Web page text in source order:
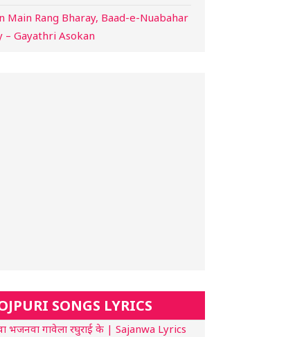
Main Rang Bharay, Baad-e-Nuabahar
– Gayathri Asokan
SONGS LYRICS
भजनवा गावेला रघुराई के | Sajanwa Lyrics